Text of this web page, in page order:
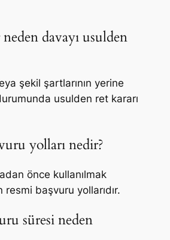
davayı usulden
şekil şartlarının yerine
usulden ret kararı
yolları nedir?
önce kullanılmak
başvuru yollarıdır.
süresi neden